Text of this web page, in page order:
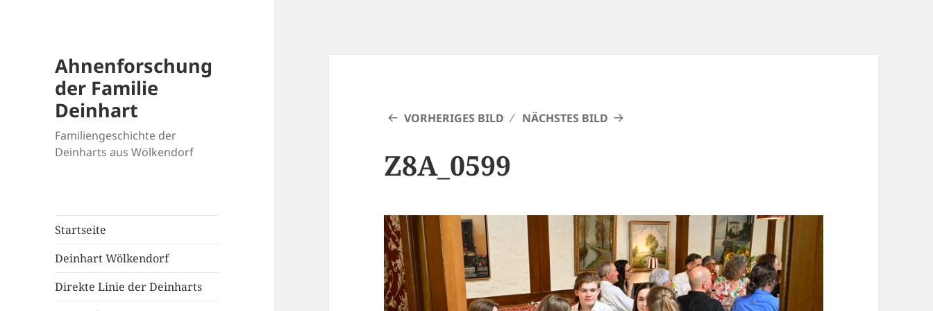
Ahnenforschung
der Familie
Deinhart
Familiengeschichte der
Deinharts aus Wölkendorf
Startseite
Deinhart Wölkendorf
Direkte Linie der Deinharts
VORHERIGES BILD NÄCHSTES BILD
Z8A_0599